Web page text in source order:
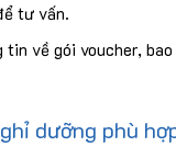
tư vấn.
tin về gói voucher,
dưỡng phù